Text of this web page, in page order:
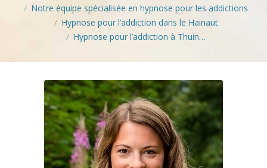
Notre équipe spécialisée en hypnose pour les addictions
Hypnose pour l’addiction dans le Hainaut
Hypnose pour l’addiction à Thuin…